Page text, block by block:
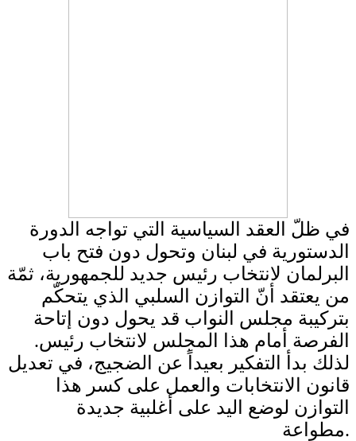
في ظلّ العقد السياسية التي تواجه الدورة
الدستورية في لبنان وتحول دون فتح باب
البرلمان لانتخاب رئيس جديد للجمهورية، ثمّة
من يعتقد أنّ التوازن السلبي الذي يتحكّم
بتركيبة مجلس النواب قد يحول دون إتاحة
الفرصة أمام هذا المجلس لانتخاب رئيس.
لذلك بدأ التفكير بعيداً عن الضجيج، في تعديل
قانون الانتخابات والعمل على كسر هذا
التوازن لوضع اليد على أغلبية جديدة
مطواعة.